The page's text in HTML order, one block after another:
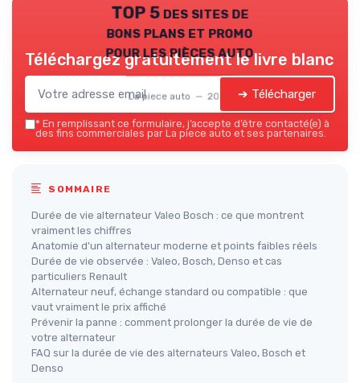
TOP 5 des sites de
bons plans et promo
pour les pièces auto
La piece auto — 2026
Téléchargez gratuitement le livre blanc
➔ Télécharger
* En remplissant ce formulaire, j’accepte d’être contacté(e) à
des fins commerciales par La piece auto et ses partenaires.
SOMMAIRE
Durée de vie alternateur Valeo Bosch : ce que montrent
vraiment les chiffres
Anatomie d’un alternateur moderne et points faibles réels
Durée de vie observée : Valeo, Bosch, Denso et cas
particuliers Renault
Alternateur neuf, échange standard ou compatible : que
vaut vraiment le prix affiché
Prévenir la panne : comment prolonger la durée de vie de
votre alternateur
FAQ sur la durée de vie des alternateurs Valeo, Bosch et
Denso